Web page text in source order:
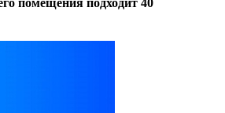
помещения подходит 40